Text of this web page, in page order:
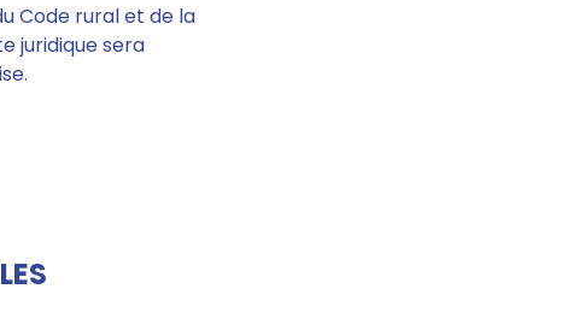
Code rural et de la
juridique sera